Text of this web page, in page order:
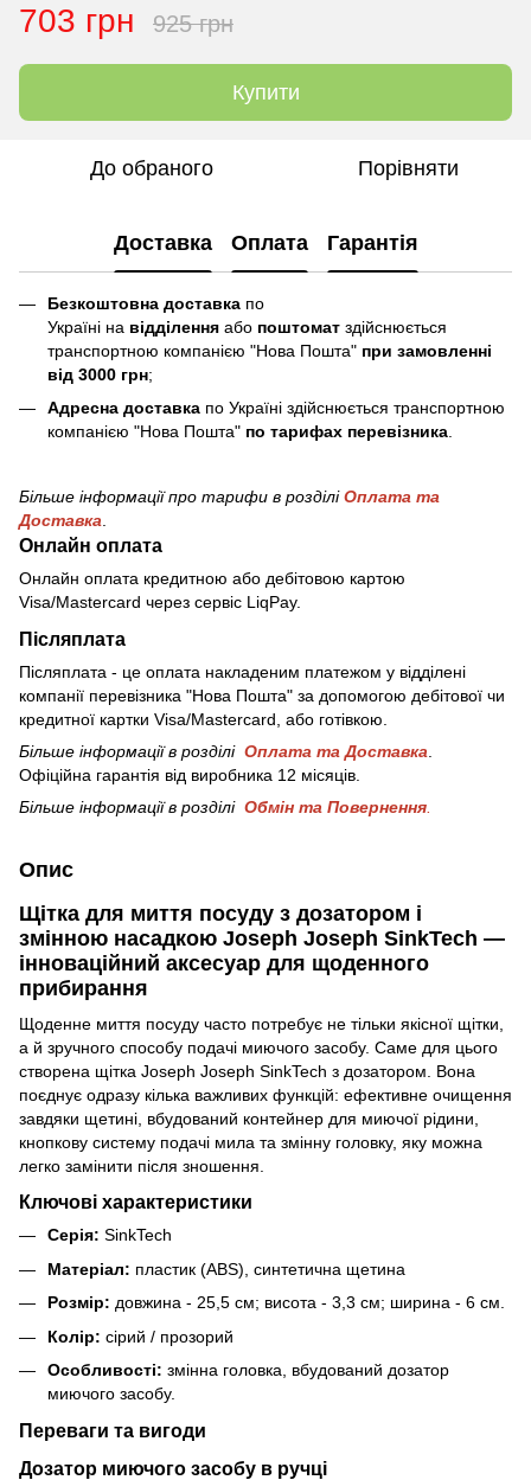
703 грн 925 грн
Купити
До обраного Порівняти
Доставка Оплата Гарантія
Безкоштовна доставка по
Україні на відділення або поштомат здійснюється
транспортною компанією "Нова Пошта" при замовленні
від 3000 грн;
Адресна доставка по Україні здійснюється транспортною
компанією "Нова Пошта" по тарифах перевізника
Більше інформації про тарифи в розділіОплата та
Доставка.
Онлайн оплата
Онлайн оплата кредитною або дебітовою картою
Visa/Mastercard через сервіс LiqPay.
Післяплата
Післяплата - це оплата накладеним платежом у відділені
компанії перевізника "Нова Пошта" за допомогою дебітової чи
кредитної картки Visa/Mastercard, або готівкою.
Більше інформації в розділі Оплата та Доставка
Офіційна гарантія від виробника 12 місяців.
Більше інформації в розділі Обмін та Повернення
Опис
Щітка для миття посуду з дозатором і
змінною насадкою Joseph Joseph SinkTech —
інноваційний аксесуар для щоденного
прибирання
Щоденне миття посуду часто потребує не тільки якісної щітки,
а й зручного способу подачі миючого засобу. Саме для цього
створена щітка Joseph Joseph SinkTech з дозатором. Вона
поєднує одразу кілька важливих функцій: ефективне очищення
завдяки щетині, вбудований контейнер для миючої рідини,
кнопкову систему подачі мила та змінну головку, яку можна
легко замінити після зношення.
Ключові характеристики
Серія: SinkTech
Матеріал: пластик (ABS), синтетична щетина
Розмір: довжина - 25,5 см; висота - 3,3 см; ширина - 6 см.
Колір: сірий / прозорий
Особливості: змінна головка, вбудований дозатор
миючого засобу.
Переваги та вигоди
Дозатор миючого засобу в ручці